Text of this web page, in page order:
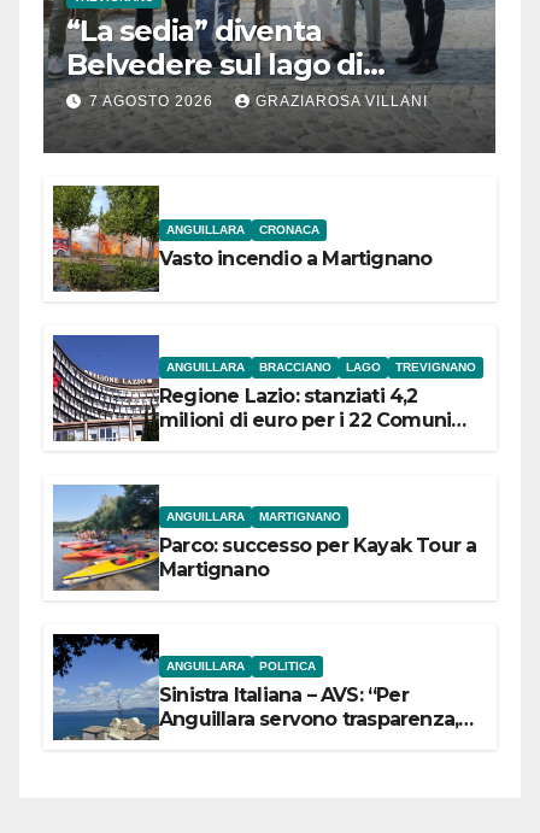
“La sedia” diventa
Belvedere sul lago di
Bracciano: ieri
l’inaugurazione
7 AGOSTO 2026 GRAZIAROSA VILLANI
ANGUILLARA CRONACA
Vasto incendio a Martignano
ANGUILLARA BRACCIANO LAGO TREVIGNANO
Regione Lazio: stanziati 4,2
milioni di euro per i 22 Comuni
ANGUILLARA MARTIGNANO
Parco: successo per Kayak Tour a
Martignano
ANGUILLARA POLITICA
Sinistra Italiana – AVS: “Per
Anguillara servono trasparenza,